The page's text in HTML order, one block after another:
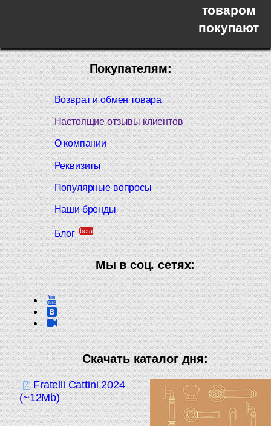
товаром
покупают
Покупателям:
Возврат и обмен товара
Настоящие отзывы клиентов
О компании
Реквизиты
Популярные вопросы
Наши бренды
Блог beta
Мы в соц. сетях:
Скачать каталог дня:
Fratelli Cattini 2024
(~12Mb)